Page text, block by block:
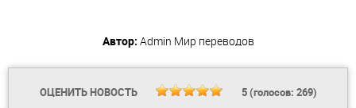
Автор: Admin Мир переводов
ОЦЕНИТЬ НОВОСТЬ 5(голосов: 269)